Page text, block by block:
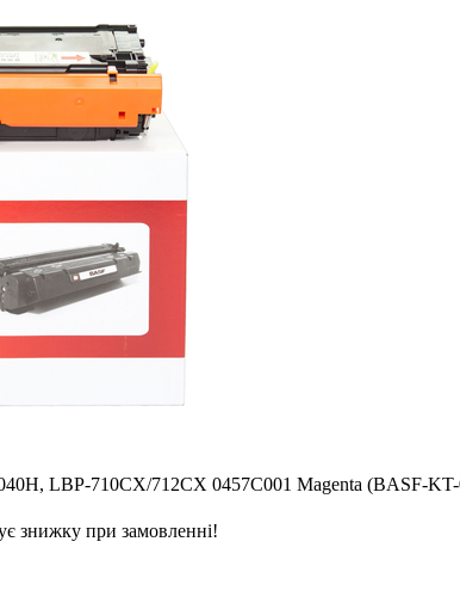
LBP-710CX/712CX 0457C001 Magenta (BASF-
знижку при замовленні!